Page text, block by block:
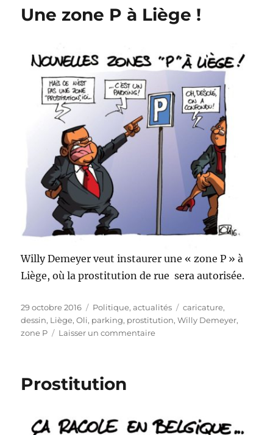
ou
!
Une zone P à Liège !
Willy Demeyer veut instaurer une « zone P » à
Liège, où la prostitution de rue sera autorisée.
Publié
le
29 octobre 2016 Catégories
Politique, actualités Étiquettes
caricature,
dessin, Liège,Oli, parking, prostitution,Willy Demeyer,
zone P
Laisser un commentairesur
Prostitution